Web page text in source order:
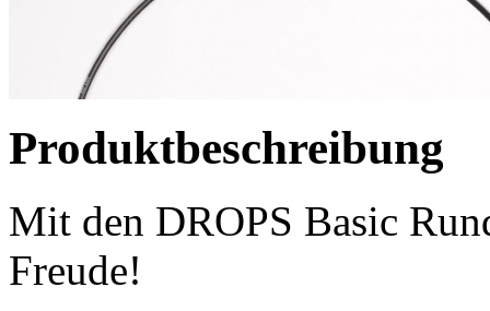
Produktbeschreibung
Mit den DROPS Basic
Freude!